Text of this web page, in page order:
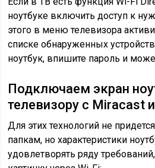
ноутбуке включить доступ к
этого в меню телевизора
списке обнаруженных
ноутбук, впишите пароль и
Подключаем экран
телевизору с Miracast
Для этих технологий не
папкам, но характеристики
удовлетворять ряду